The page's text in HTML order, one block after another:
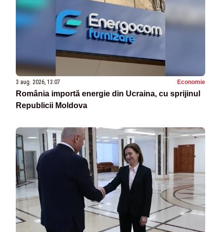
3 aug. 2026, 13:07 Economie
România importă energie din Ucraina, cu sprijinul
Republicii Moldova